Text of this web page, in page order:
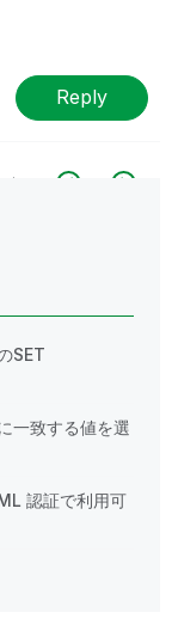
Reply
SET
一致する値を選
認証で利用可